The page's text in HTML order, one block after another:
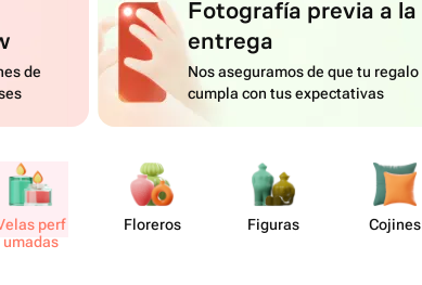
de
entrega
Nos aseguramos de que tu regalo
cumpla con tus expectativas
perf​
umadas
Floreros Figuras Cojines